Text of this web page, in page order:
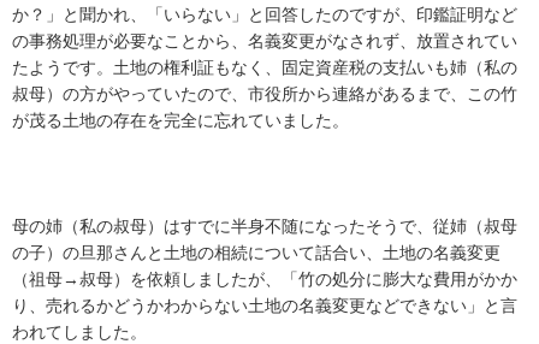
か？」と聞かれ、「いらない」と回答したのですが、印鑑証明など
の事務処理が必要なことから、名義変更がなされず、放置されてい
たようです。土地の権利証もなく、固定資産税の支払いも姉（私の
叔母）の方がやっていたので、市役所から連絡があるまで、この竹
が茂る土地の存在を完全に忘れていました。
母の姉（私の叔母）はすでに半身不随になったそうで、従姉（叔母
の子）の旦那さんと土地の相続について話合い、土地の名義変更
（祖母→叔母）を依頼しましたが、「竹の処分に膨大な費用がかか
り、売れるかどうかわからない土地の名義変更などできない」と言
われてしました。